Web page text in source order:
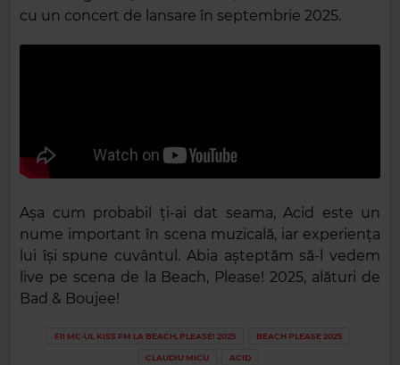
cu un concert de lansare în septembrie 2025.
Așa cum probabil ți-ai dat seama, Acid este un
nume important în scena muzicală, iar experiența
lui își spune cuvântul. Abia așteptăm să-l vedem
live pe scena de la Beach, Please! 2025, alături de
Bad & Boujee!
FII MC-UL KISS FM LA BEACH, PLEASE! 2025 BEACH PLEASE 2025
CLAUDIU MICU ACID